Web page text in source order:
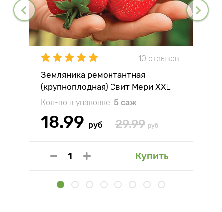
10 отзывов
Земляника ремонтантная
(крупноплодная) Свит Мери XXL
Кол-во в упаковке: 5 саж
18.99 руб 29.99 руб
Купить